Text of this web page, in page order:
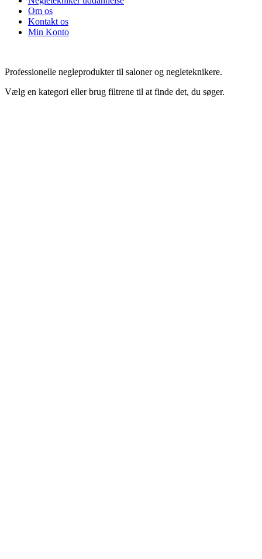
Om os
Kontakt os
Min Konto
Professionelle negleprodukter til saloner og negleteknikere.
Vælg en kategori eller brug filtrene til at finde det, du søger.